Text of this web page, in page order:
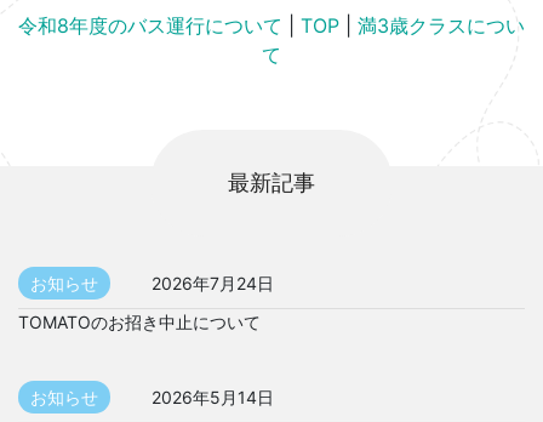
令和8年度のバス運行について TOP
満3歳クラスについ
て
最新記事
お知らせ
2026年7月24日
TOMATOのお招き中止について
お知らせ
2026年5月14日